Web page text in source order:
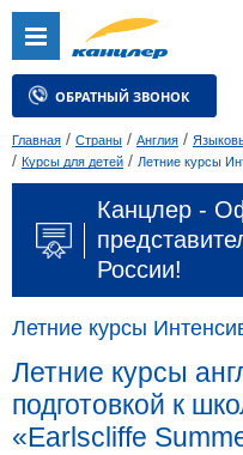
ОБРАТНЫЙ ЗВОНОК
Главная / Страны / Англия /
/ Курсы для детей / Летние курсы
Канцлер -
России!
Летние курсы
Летние курсы
подготовкой к
«Earlscliffe